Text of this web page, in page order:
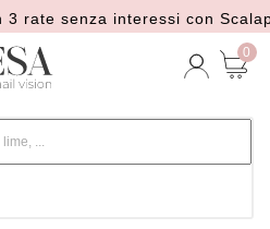
senza interessi con Scalapay
0